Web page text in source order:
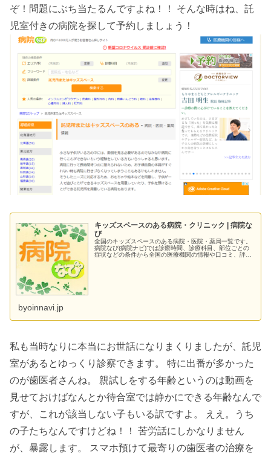
ぞ！問題にぶち当たるんですよね！！ そんな時はね、託
児室付きの病院を探して予約しましょう！
キッズスペースのある病院・クリニック | 病院な
び
全国のキッズスペースのある病院・医院・薬局一覧です。
病院なび(病院ナビ)では診療時間、診療科目、部位ごとの
症状などの条件から全国の医療機関の情報や口コミ、評判
byoinnavi.jp
私も当時なりに本当にお世話になりまくりましたが、託児
室があるとゆっくり診察できます。 特に出番が多かった
のが歯医者さんね。 親試しをする年齢というのは動画を
見せておけばなんとか待合室では静かにできる年齢なんで
すが、これが該当しない子もいる訳ですよ。 ええ。うち
の子たちなんですけどね！！ 苦労話にしかなりません
が、暴露します。 スマホ預けて最寄りの歯医者の治療を